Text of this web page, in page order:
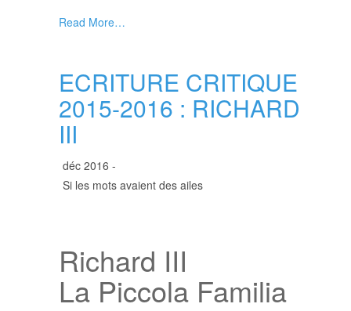
Read More…
ECRITURE CRITIQUE
2015-2016 : RICHARD
III
déc 2016 -
Si les mots avaient des ailes
Richard III
La Piccola Familia